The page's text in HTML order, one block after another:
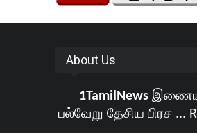
About Us
1TamilNews
பல்வேறு தேசிய பிரச ...